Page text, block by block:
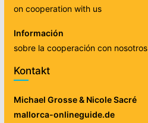
on cooperation with us
Información
sobre la cooperación con nosotros
Kontakt
Michael Grosse & Nicole Sacré
mallorca-onlineguide.de